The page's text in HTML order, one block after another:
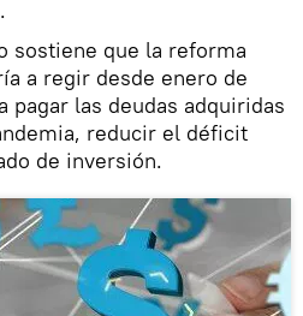
sostiene que la reforma
a regir desde enero de
pagar las deudas adquiridas
reducir el déficit
de inversión.